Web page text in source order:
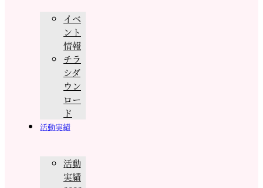
イベ
ント
情報
チラ
シダ
ウン
ロー
ド
活動実績
活動
実績